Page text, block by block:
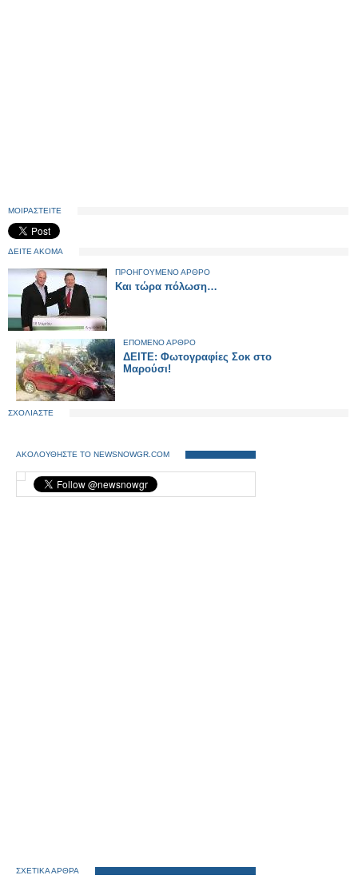
ΜΟΙΡΑΣΤΕΙΤΕ
ΔΕΙΤΕ ΑΚΟΜΑ
ΠΡΟΗΓΟΥΜΕΝΟ ΑΡΘΡΟ
Και τώρα πόλωση…
ΕΠΟΜΕΝΟ ΑΡΘΡΟ
ΔΕΙΤΕ: Φωτογραφίες Σοκ στο
Μαρούσι!
ΣΧΟΛΙΑΣΤΕ
ΑΚΟΛΟΥΘΗΣΤΕ ΤΟ NEWSNOWGR.COM
ΣΧΕΤΙΚΑ ΑΡΘΡΑ